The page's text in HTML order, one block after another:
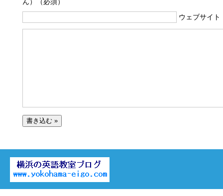
ウェブサイト